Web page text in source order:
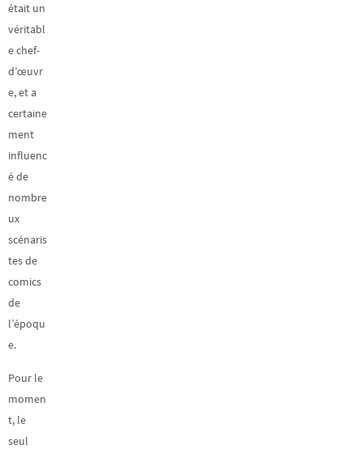
était un
véritabl
e chef-
d’œuvr
e, et a
certaine
ment
influenc
é de
nombre
ux
scénaris
tes de
comics
de
l’époqu
e.
Pour le
momen
t, le
seul